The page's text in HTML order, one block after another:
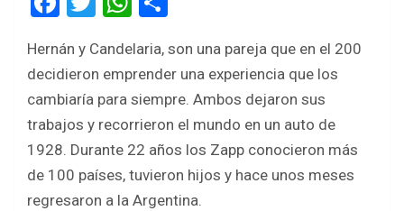
ce
b
o
o
k
tt
er
at
s
A
p
p
ar
e
Hernán y Candelaria, son una pareja que en el 200
decidieron emprender una experiencia que los
cambiaría para siempre. Ambos dejaron sus
trabajos y recorrieron el mundo en un auto de
1928. Durante 22 años los Zapp conocieron más
de 100 países, tuvieron hijos y hace unos meses
regresaron a la Argentina.